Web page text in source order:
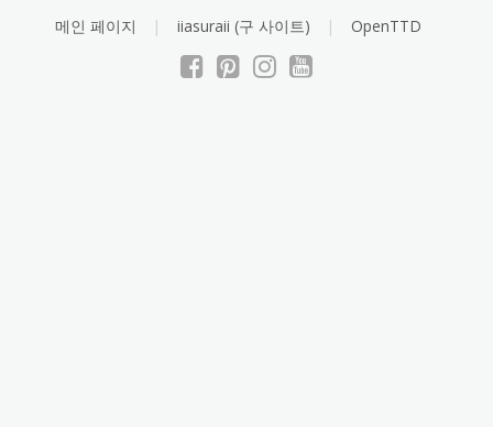
메인 페이지 iiasuraii (구 사이트) OpenTTD